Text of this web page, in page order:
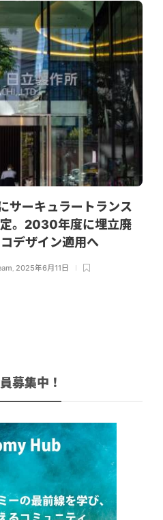
サーキュラートランス
。2030年度に埋立廃
デザイン適用へ
, 2025年6月11日
募集中！